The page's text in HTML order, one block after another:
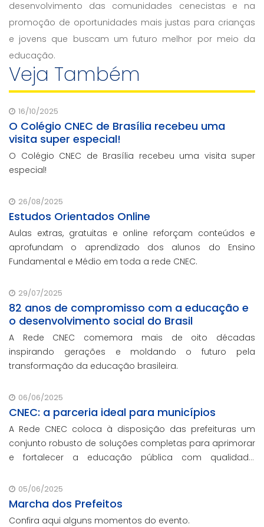
desenvolvimento das comunidades cenecistas e na
promoção de oportunidades mais justas para crianças
e jovens que buscam um futuro melhor por meio da
educação.
Veja Também
16/10/2025
O Colégio CNEC de Brasília recebeu uma
visita super especial!
O Colégio CNEC de Brasília recebeu uma visita super
especial!
26/08/2025
Estudos Orientados Online
Aulas extras, gratuitas e online reforçam conteúdos e
aprofundam o aprendizado dos alunos do Ensino
Fundamental e Médio em toda a rede CNEC.
29/07/2025
82 anos de compromisso com a educação e
o desenvolvimento social do Brasil
A Rede CNEC comemora mais de oito décadas
inspirando gerações e moldando o futuro pela
transformação da educação brasileira.
06/06/2025
CNEC: a parceria ideal para municípios
A Rede CNEC coloca à disposição das prefeituras um
conjunto robusto de soluções completas para aprimorar
e fortalecer a educação pública com qualidade,
que não participaram da Marcha dos Prefeito
05/06/2025
Marcha dos Prefeitos
Confira aqui alguns momentos do evento.